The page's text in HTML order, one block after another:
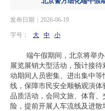
发布日期：2026-06-19
字号： 大 中 小
端午假期间，北京将举
展览展销大型活动，预计接
动期间人员密集、进出集中
线，保障市民安全顺畅观演
品质活动，会同文旅、体育
险，提前开展人车流线及进